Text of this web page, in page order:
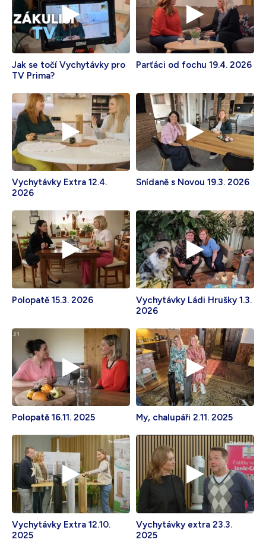
Jak se točí Vychytávky pro
TV Prima?
Parťáci od fochu 19.4. 2026
Vychytávky Extra 12.4.
2026
Snídaně s Novou 19.3. 2026
Polopatě 15.3. 2026
Vychytávky Ládi Hrušky 1.3.
2026
Polopatě 16.11. 2025 My, chalupáři 2.11. 2025
Vychytávky Extra 12.10.
2025
Vychytávky extra 23.3.
2025
Bílá s krystaly 4 990Kč
Skladem - doprava zdarma Dárek pro vás při zadání kódu